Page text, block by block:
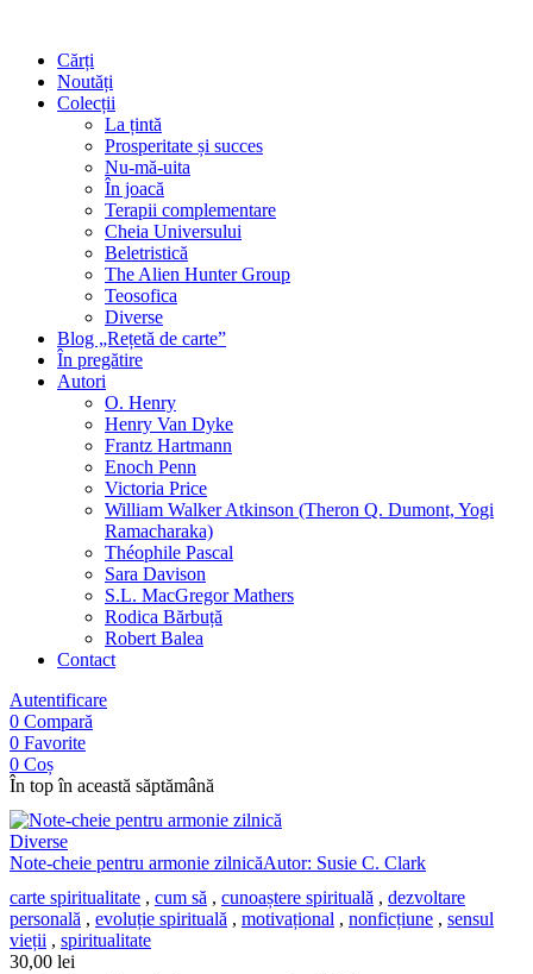
Cărți
Noutăți
Colecții
La țintă
Prosperitate și succes
Nu-mă-uita
În joacă
Terapii complementare
Cheia Universului
Beletristică
The Alien Hunter Group
Teosofica
Diverse
Blog „Rețetă de carte”
În pregătire
Autori
O. Henry
Henry Van Dyke
Frantz Hartmann
Enoch Penn
Victoria Price
William Walker Atkinson (Theron Q. Dumont, Yogi
Ramacharaka)
Théophile Pascal
Sara Davison
S.L. MacGregor Mathers
Rodica Bărbuță
Robert Balea
Contact
Autentificare
0 Compară
0 Favorite
0 Coș
În top în această săptămână
Diverse
Note-cheie pentru armonie zilnicăAutor: Susie C. Clark
carte spiritualitate , cum să , cunoaștere spirituală , dezvoltare
personală , evoluție spirituală , motivațional , nonficțiune , sensul
vieții , spiritualitate
30,00 lei